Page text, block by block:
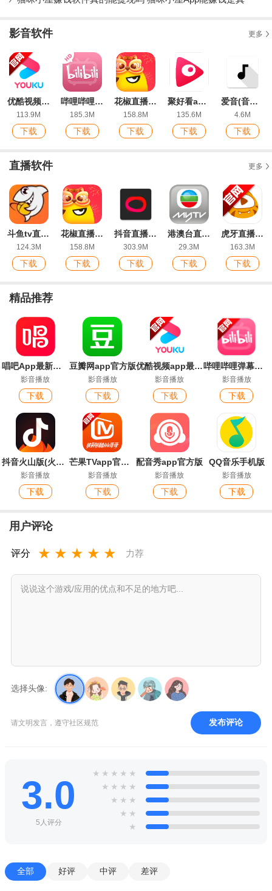
影音软件 更多
优酷视频app最新版本
113.9M
下载
哔哩哔哩HD版官方版
185.3M
下载
花椒直播app最新版
158.8M
下载
聚好看app最新版
135.6M
下载
爱音(音乐歌单)app官方版
4.6M
下载
直播软件 更多
斗鱼tv直播平台最新版
124.3M
下载
花椒直播app最新版
158.8M
下载
抖音直播伴侣手机版
303.9M
下载
港澳台直播PRO最新版本
29.3M
下载
虎牙直播平台app
163.3M
下载
精品推荐
唱吧App最新版本
影音播放
下载
豆瓣网app官方版
影音播放
下载
优酷视频app最新版本
影音播放
下载
哔哩哔哩弹幕网手机版官方版
影音播放
下载
抖音火山版(火山小视频)最新版
影音播放
下载
芒果TVapp官方最新版本
影音播放
下载
配音秀app官方版
影音播放
下载
QQ音乐手机版
影音播放
下载
用户评论
评分 ★ ★ ★ ★ ★ 力荐
选择头像:
请文明发言，遵守社区规范 发布评论
3.0
5人评分
★ ★ ★ ★ ★
★ ★ ★ ★
★ ★ ★
★ ★
★
全部 好评 中评 差评